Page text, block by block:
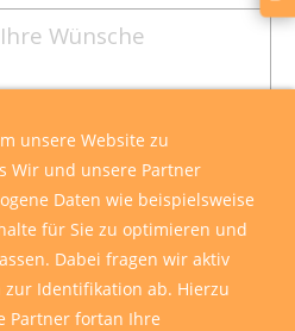
unsere Website zu
Wir und unsere Partner
Daten wie beispielsweise
für Sie zu optimieren und
Dabei fragen wir aktiv
zur Identifikation ab. Hierzu
Partner fortan Ihre